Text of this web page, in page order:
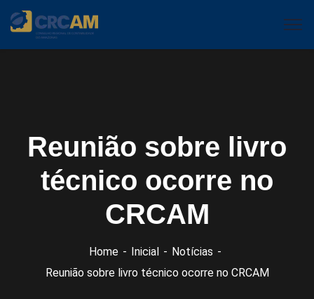
Reunião sobre livro
técnico ocorre no
CRCAM
Home Inicial
Notícias
Reunião sobre livro técnico ocorre no CRCAM